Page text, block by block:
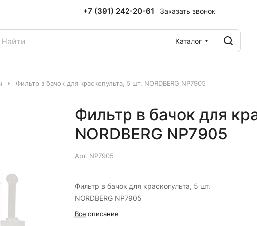
+7 (391) 242-20-61 Заказать звонок
Каталог
Фильтр в бачок для краскопульта, 5 шт. NORDBERG NP7905
Фильтр в бачок для
NORDBERG NP7905
Арт. NP7905
Фильтр в бачок для краскопульта, 5 шт.
NORDBERG NP7905
Все описание